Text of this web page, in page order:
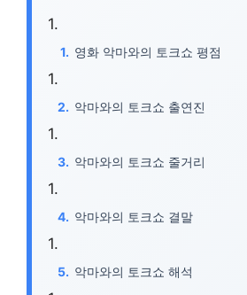
영화 악마와의 토크쇼 평점
악마와의 토크쇼 출연진
악마와의 토크쇼 줄거리
악마와의 토크쇼 결말
악마와의 토크쇼 해석